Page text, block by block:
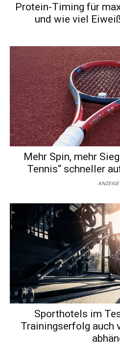
Protein-Timing für
und wie viel
Mehr Spin, mehr
Tennis“ schneller
ANZEIGE
Sporthotels im
Trainingserfolg auch